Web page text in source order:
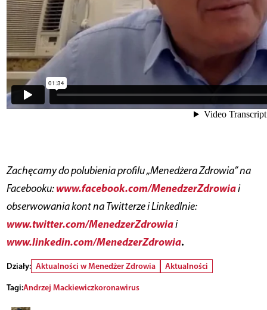
Zachęcamy do polubienia profilu „Menedżera Zdrowia” na
Facebooku:www.facebook.com/MenedzerZdrowiai
obserwowania kont na Twitterze i LinkedInie:
www.twitter.com/MenedzerZdrowiai
www.linkedin.com/MenedzerZdrowia.
Działy: Aktualności w Menedżer Zdrowia
Aktualności
Tagi:Andrzej Mackiewiczkoronawirus